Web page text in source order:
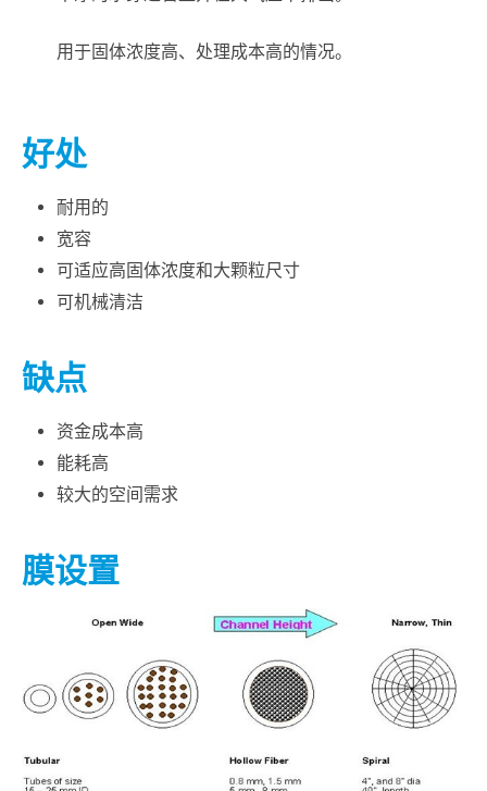
用于固体浓度高、处理成本高的情况。
好处
耐用的
宽容
可适应高固体浓度和大颗粒尺寸
可机械清洁
缺点
资金成本高
能耗高
较大的空间需求
膜设置